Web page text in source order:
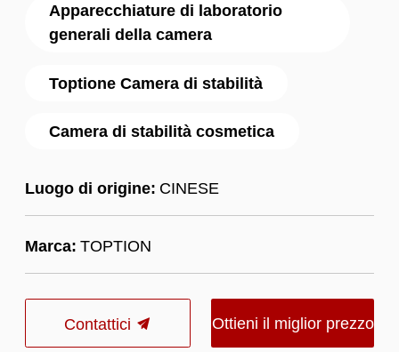
Apparecchiature di laboratorio
generali della camera
Toptione Camera di stabilità
Camera di stabilità cosmetica
Luogo di origine: CINESE
Marca: TOPTION
Contattici Ottieni il miglior prezzo